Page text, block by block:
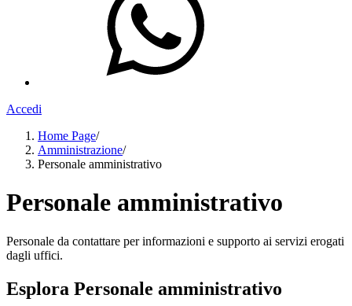
Accedi
Home Page/
Amministrazione/
Personale amministrativo
Personale amministrativo
Personale da contattare per informazioni e supporto ai servizi erogati
dagli uffici.
Esplora Personale amministrativo